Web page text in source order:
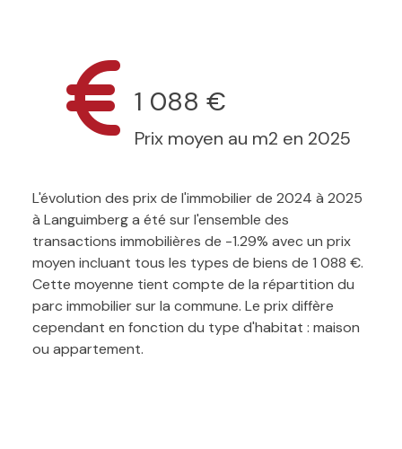
1 088 €
Prix moyen au m2 en 2025
L'évolution des prix de l'immobilier de 2024 à 2025
à Languimberg a été sur l'ensemble des
transactions immobilières de -1.29% avec un prix
moyen incluant tous les types de biens de 1 088 €.
Cette moyenne tient compte de la répartition du
parc immobilier sur la commune. Le prix diffère
cependant en fonction du type d'habitat : maison
ou appartement.